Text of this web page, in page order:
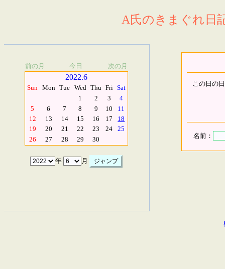
A氏のきまぐれ日
前の月 今日 次の月
2022.6
Sun Mon Tue Wed Thu Fri Sat
1
2 3
4
5
6 7 8 9 10
11
12
13 14 15 16 17
18
19
20 21 22 23 24
25
26
27 28 29 30
年 月
この日の
名前：